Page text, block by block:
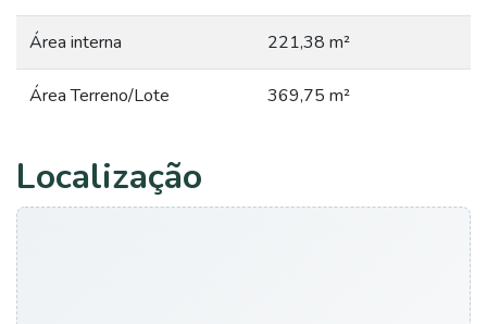
Área interna 221,38 m²
Área Terreno/Lote 369,75 m²
Localização